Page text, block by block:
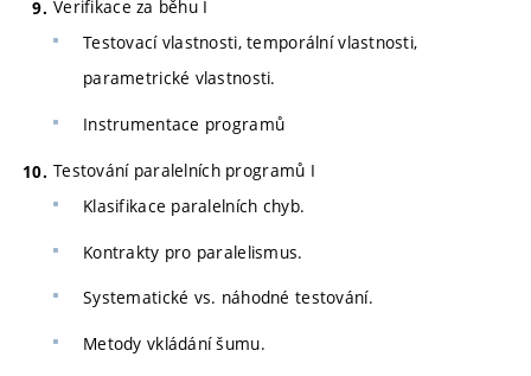
Verifikace za běhu I
Testovací vlastnosti, temporální vlastnosti,
parametrické vlastnosti.
Instrumentace programů
Testování paralelních programů I
Klasifikace paralelních chyb.
Kontrakty pro paralelismus.
Systematické vs. náhodné testování.
Metody vkládání šumu.